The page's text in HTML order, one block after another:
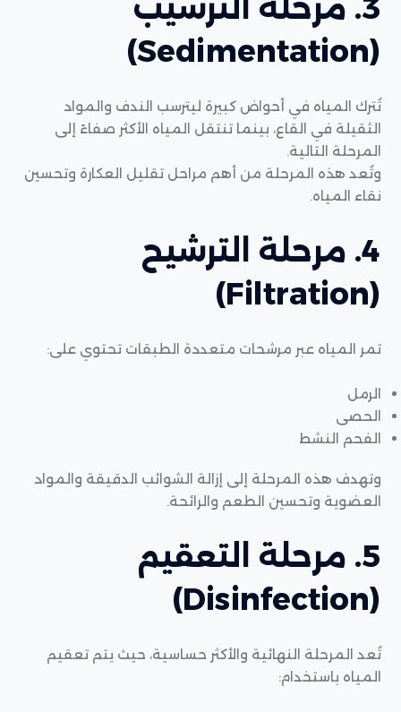
3. مرحلة الترسيب
(Sedimentation)
تُترك المياه في أحواض كبيرة ليترسب الندف والمواد
الثقيلة في القاع، بينما تنتقل المياه الأكثر صفاءً إلى
المرحلة التالية.
وتُعد هذه المرحلة من أهم مراحل تقليل العكارة وتحسين
نقاء المياه.
4. مرحلة الترشيح
(Filtration)
تمر المياه عبر مرشحات متعددة الطبقات تحتوي على:
الرمل
الحصى
الفحم النشط
وتهدف هذه المرحلة إلى إزالة الشوائب الدقيقة والمواد
العضوية وتحسين الطعم والرائحة.
5. مرحلة التعقيم
(Disinfection)
تُعد المرحلة النهائية والأكثر حساسية، حيث يتم تعقيم
المياه باستخدام: